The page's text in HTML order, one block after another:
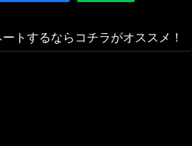
トするならコチラがオススメ！